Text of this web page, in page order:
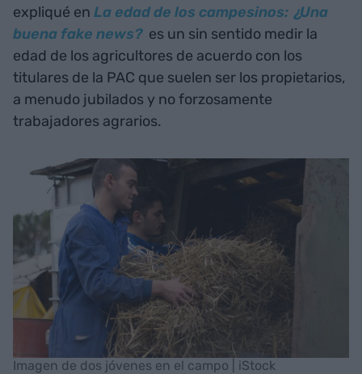
expliqué en La edad de los campesinos: ¿Una
buena fake news?es un sin sentido medir la
edad de los agricultores de acuerdo con los
titulares de la PAC que suelen ser los propietarios,
a menudo jubilados y no forzosamente
trabajadores agrarios.
Imagen de dos jóvenes en el campo | iStock